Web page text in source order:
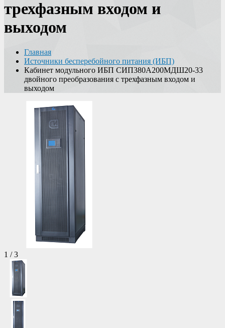
трехфазным входом и
выходом
Главная
Источники бесперебойного питания (ИБП)
Кабинет модульного ИБП СИП380А200МДШ20-33
двойного преобразования с трехфазным входом и
выходом
1 /3